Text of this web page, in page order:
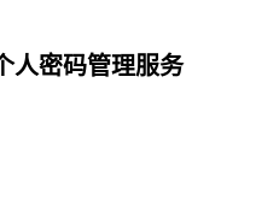
密码管理服务